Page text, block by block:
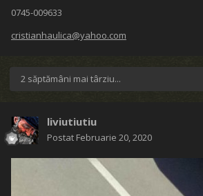
0745-009633
cristianhaulica@yahoo.com
2 săptămâni mai târziu...
liviutiutiu
Postat Februarie 20, 2020